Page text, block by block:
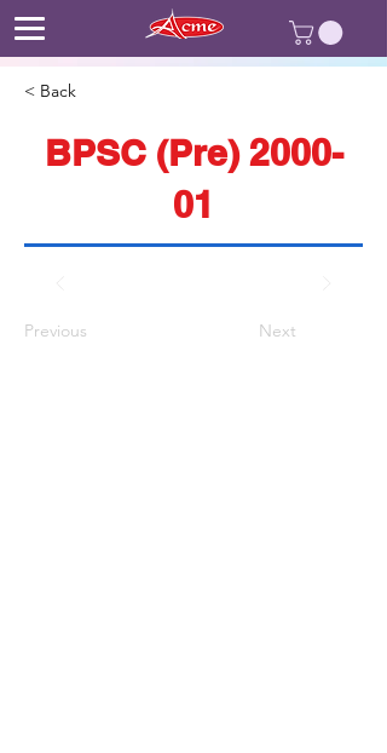
< Back
BPSC (Pre) 2000-
01
Previous Next